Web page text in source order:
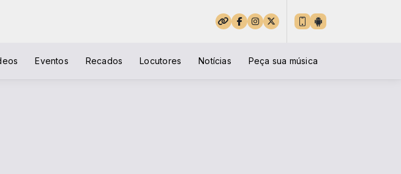
Eventos Recados Locutores Notícias Peça sua música